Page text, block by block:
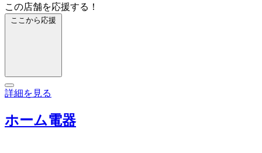
この店舗を応援する！
ここから応援
詳細を見る
ホーム電器